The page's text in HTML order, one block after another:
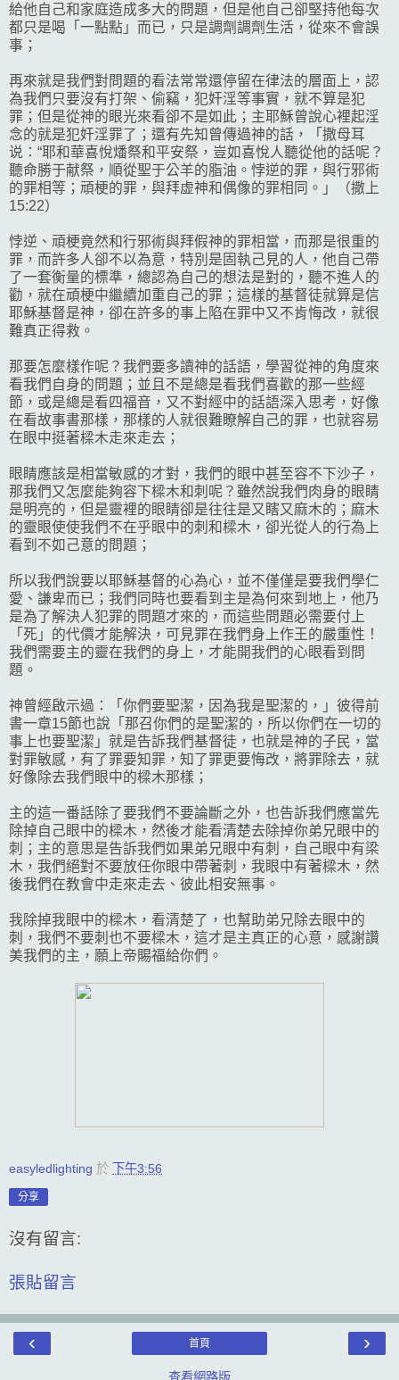
給他自己和家庭造成多大的問題，但是他自己卻堅持他每次
都只是喝「一點點」而已，只是調劑調劑生活，從來不會誤
事；
再來就是我們對問題的看法常常還停留在律法的層面上，認
為我們只要沒有打架、偷竊，犯奸淫等事實，就不算是犯
罪；但是從神的眼光來看卻不是如此；主耶穌曾說心裡起淫
念的就是犯奸淫罪了；還有先知曾傳過神的話，「撒母耳
说：“耶和華喜悅燔祭和平安祭，豈如喜悅人聽從他的話呢？
聽命勝于献祭，順從聖于公羊的脂油。悖逆的罪，與行邪術
的罪相等；頑梗的罪，與拜虚神和偶像的罪相同。」（撒上
15:22）
悖逆、頑梗竟然和行邪術與拜假神的罪相當，而那是很重的
罪，而許多人卻不以為意，特別是固執己見的人，他自己帶
了一套衡量的標準，總認為自己的想法是對的，聽不進人的
勸，就在頑梗中繼續加重自己的罪；這樣的基督徒就算是信
耶穌基督是神，卻在許多的事上陷在罪中又不肯悔改，就很
難真正得救。
那要怎麼樣作呢？我們要多讀神的話語，學習從神的角度來
看我們自身的問題；並且不是總是看我們喜歡的那一些經
節，或是總是看四福音，又不對經中的話語深入思考，好像
在看故事書那樣，那樣的人就很難瞭解自己的罪，也就容易
在眼中挺著樑木走來走去；
眼睛應該是相當敏感的才對，我們的眼中甚至容不下沙子，
那我們又怎麼能夠容下樑木和刺呢？雖然說我們肉身的眼睛
是明亮的，但是靈裡的眼睛卻是往往是又瞎又麻木的；麻木
的靈眼使使我們不在乎眼中的刺和樑木，卻光從人的行為上
看到不如己意的問題；
所以我們說要以耶穌基督的心為心，並不僅僅是要我們學仁
愛、謙卑而已；我們同時也要看到主是為何來到地上，他乃
是為了解決人犯罪的問題才來的，而這些問題必需要付上
「死」的代價才能解決，可見罪在我們身上作王的嚴重性！
我們需要主的靈在我們的身上，才能開我們的心眼看到問
題。
神曾經啟示過：「你們要聖潔，因為我是聖潔的，」彼得前
書一章15節也說「那召你們的是聖潔的，所以你們在一切的
事上也要聖潔」就是告訴我們基督徒，也就是神的子民，當
對罪敏感，有了罪要知罪，知了罪更要悔改，將罪除去，就
好像除去我們眼中的樑木那樣；
主的這一番話除了要我們不要論斷之外，也告訴我們應當先
除掉自己眼中的樑木，然後才能看清楚去除掉你弟兄眼中的
刺；主的意思是告訴我們如果弟兄眼中有刺，自己眼中有梁
木，我們絕對不要放任你眼中帶著刺，我眼中有著樑木，然
後我們在教會中走來走去、彼此相安無事。
我除掉我眼中的樑木，看清楚了，也幫助弟兄除去眼中的
刺，我們不要刺也不要樑木，這才是主真正的心意，感謝讚
美我們的主，願上帝賜福給你們。
easyledlighting 於 下午3:56
分享
沒有留言:
張貼留言
‹ ›
首頁